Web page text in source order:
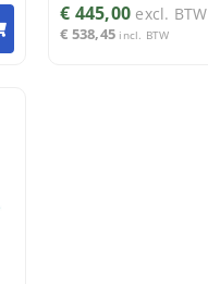
€ 445,00 excl. BTW
€ 538,45 incl. BTW